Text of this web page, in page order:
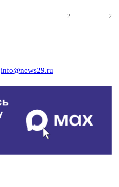
2 2
info@news29.ru